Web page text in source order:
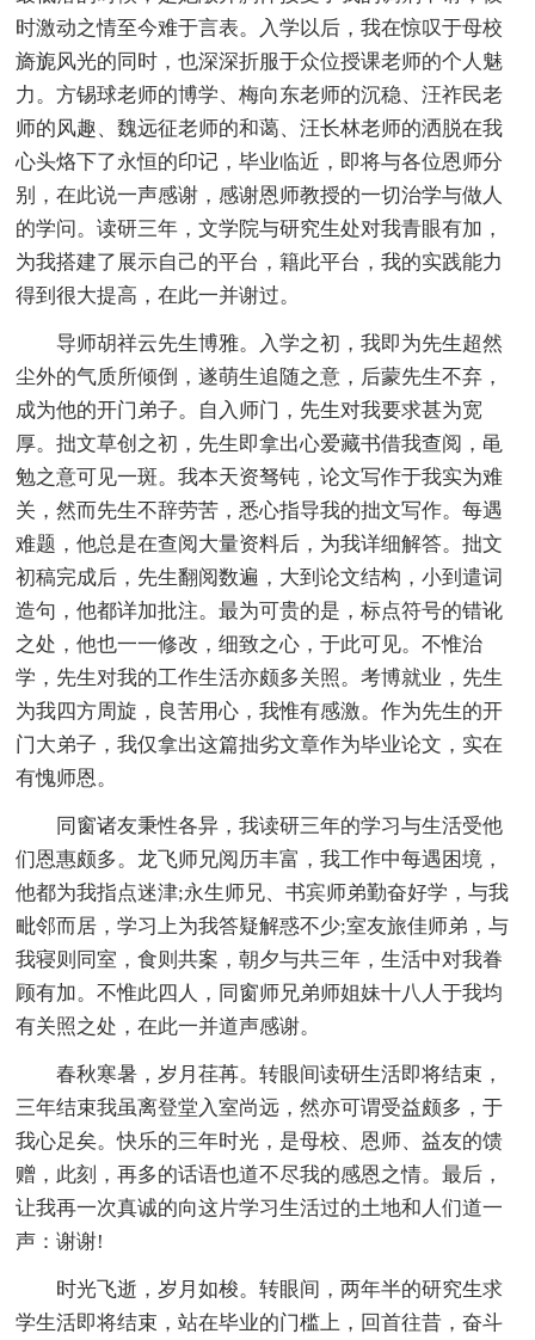
时激动之情至今难于言表。入学以后，我在惊叹于母校
旖旎风光的同时，也深深折服于众位授课老师的个人魅
力。方锡球老师的博学、梅向东老师的沉稳、汪祚民老
师的风趣、魏远征老师的和蔼、汪长林老师的洒脱在我
心头烙下了永恒的印记，毕业临近，即将与各位恩师分
别，在此说一声感谢，感谢恩师教授的一切治学与做人
的学问。读研三年，文学院与研究生处对我青眼有加，
为我搭建了展示自己的平台，籍此平台，我的实践能力
得到很大提高，在此一并谢过。
导师胡祥云先生博雅。入学之初，我即为先生超然
尘外的气质所倾倒，遂萌生追随之意，后蒙先生不弃，
成为他的开门弟子。自入师门，先生对我要求甚为宽
厚。拙文草创之初，先生即拿出心爱藏书借我查阅，黾
勉之意可见一斑。我本天资驽钝，论文写作于我实为难
关，然而先生不辞劳苦，悉心指导我的拙文写作。每遇
难题，他总是在查阅大量资料后，为我详细解答。拙文
初稿完成后，先生翻阅数遍，大到论文结构，小到遣词
造句，他都详加批注。最为可贵的是，标点符号的错讹
之处，他也一一修改，细致之心，于此可见。不惟治
学，先生对我的工作生活亦颇多关照。考博就业，先生
为我四方周旋，良苦用心，我惟有感激。作为先生的开
门大弟子，我仅拿出这篇拙劣文章作为毕业论文，实在
有愧师恩。
同窗诸友秉性各异，我读研三年的学习与生活受他
们恩惠颇多。龙飞师兄阅历丰富，我工作中每遇困境，
他都为我指点迷津;永生师兄、书宾师弟勤奋好学，与我
毗邻而居，学习上为我答疑解惑不少;室友旅佳师弟，与
我寝则同室，食则共案，朝夕与共三年，生活中对我眷
顾有加。不惟此四人，同窗师兄弟师姐妹十八人于我均
有关照之处，在此一并道声感谢。
春秋寒暑，岁月荏苒。转眼间读研生活即将结束，
三年结束我虽离登堂入室尚远，然亦可谓受益颇多，于
我心足矣。快乐的三年时光，是母校、恩师、益友的馈
赠，此刻，再多的话语也道不尽我的感恩之情。最后，
让我再一次真诚的向这片学习生活过的土地和人们道一
声：谢谢!
时光飞逝，岁月如梭。转眼间，两年半的研究生求
学生活即将结束，站在毕业的门槛上，回首往昔，奋斗